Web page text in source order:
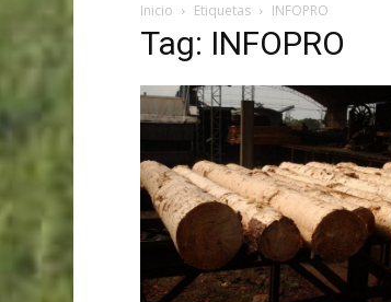
Inicio Etiquetas INFOPRO
Tag: INFOPRO